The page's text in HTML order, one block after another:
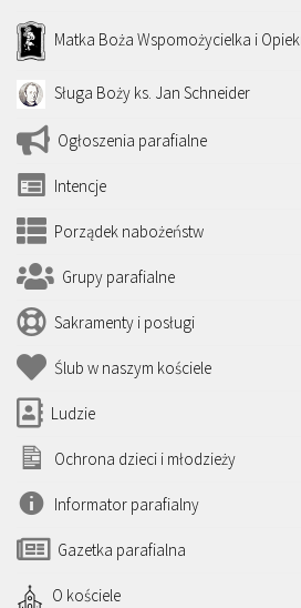
Matka Boża Wspomożycielka i
Sługa Boży ks. Jan Schneider
Ogłoszenia parafialne
Intencje
Porządek nabożeństw
Grupy parafialne
Sakramenty i posługi
Ślub w naszym kościele
Ludzie
Ochrona dzieci i młodzieży
Informator parafialny
Gazetka parafialna
O kościele